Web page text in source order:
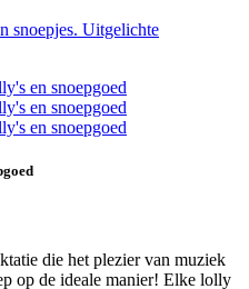
die het plezier van muziek
op de ideale manier! Elke lolly